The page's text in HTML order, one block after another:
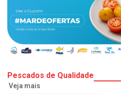
Pescados de Qualidade
Veja mais